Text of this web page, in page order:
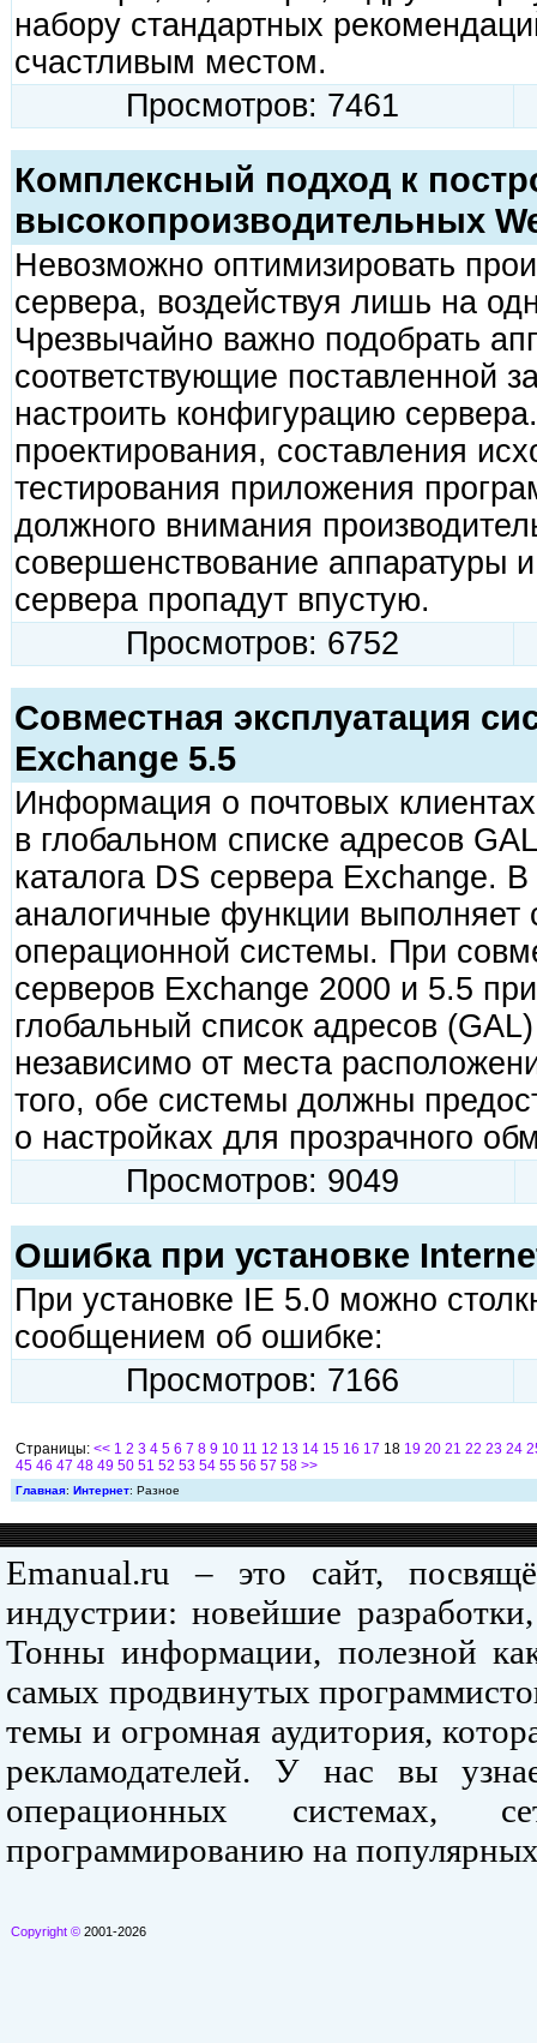
набору стандартных
счастливым местом.
Просмотров: 7461
Комплексный подход к
высокопроизводительных
Невозможно оптимизировать
сервера, воздействуя лишь на
Чрезвычайно важно подобрать
соответствующие поставленной
настроить конфигурацию
проектирования, составления
тестирования приложения
должного внимания
совершенствование аппаратуры
сервера пропадут впустую.
Просмотров: 6752
Совместная эксплуатация
Exchange 5.5
Информация о почтовых
в глобальном списке адресов
каталога DS сервера Exchange.
аналогичные функции выполняет
операционной системы. При
серверов Exchange 2000 и 5.5
глобальный список адресов
независимо от места
того, обе системы должны
о настройках для прозрачного
Просмотров: 9049
Ошибка при установке
При установке IE 5.0 можно
сообщением об ошибке:
Просмотров: 7166
Страницы: << 1 2 3 4 5 6 7 8 9 10 11 12 13 14 15 16 17 18 19 20 21 22 23 24
45 46 47 48 49 50 51 52 53 54 55 56 57 58 >>
Главная: Интернет: Разное
Emanual.ru – это сайт,
индустрии: новейшие
Тонны информации, полезной
самых продвинутых
темы и огромная аудитория,
рекламодателей. У нас вы
операционных системах,
программированию на
Copyright © 2001-2026